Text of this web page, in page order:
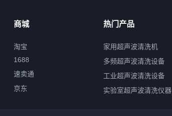
商城
淘宝
1688
速卖通
京东
热门产品
家用超声波清洗机
多频超声波清洗设备
工业超声波清洗设备
实验室超声波清洗仪器